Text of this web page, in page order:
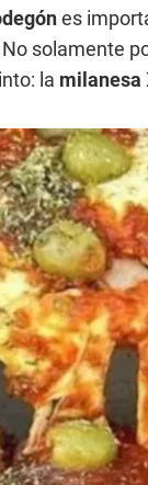
es
No solamente
la milanesa